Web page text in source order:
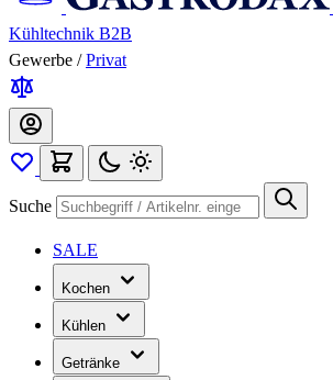
Kühltechnik B2B
Gewerbe / Privat
Suche
SALE
Kochen
Kühlen
Getränke